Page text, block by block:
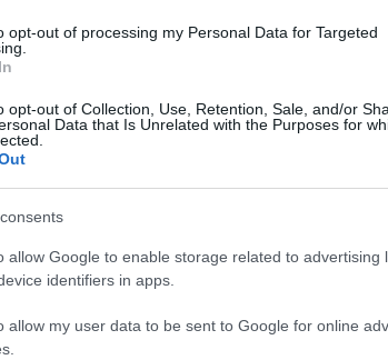
opt-out of processing my Personal Data for Targeted
opt-out of Collection, Use, Retention, Sale, and/or
Data that Is Unrelated with the Purposes for
allow Google to enable storage related to advertising
identifiers in apps.
allow my user data to be sent to Google for online